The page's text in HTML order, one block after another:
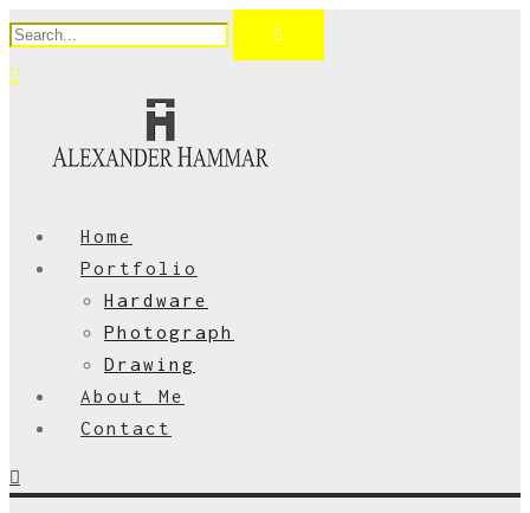
Home
Portfolio
Hardware
Photograph
Drawing
About Me
Contact